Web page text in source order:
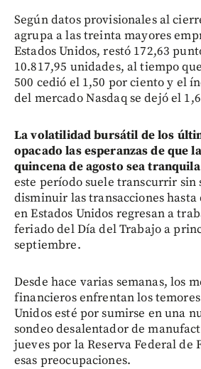
Según datos provisionales al
agrupa a las treinta mayores
Estados Unidos, restó 172,63
10.817,95 unidades, al tiempo
500 cedió el 1,50 por ciento y el
del mercado Nasdaq se dejó el
La volatilidad bursátil de los
opacado las esperanzas de que
quincena de agosto sea
este período suele transcurrir sin
disminuir las transacciones hasta
en Estados Unidos regresan a
feriado del Día del Trabajo a
septiembre.
Desde hace varias semanas, los
financieros enfrentan los temores
Unidos esté por sumirse en una
sondeo desalentador de
jueves por la Reserva Federal de
esas preocupaciones.